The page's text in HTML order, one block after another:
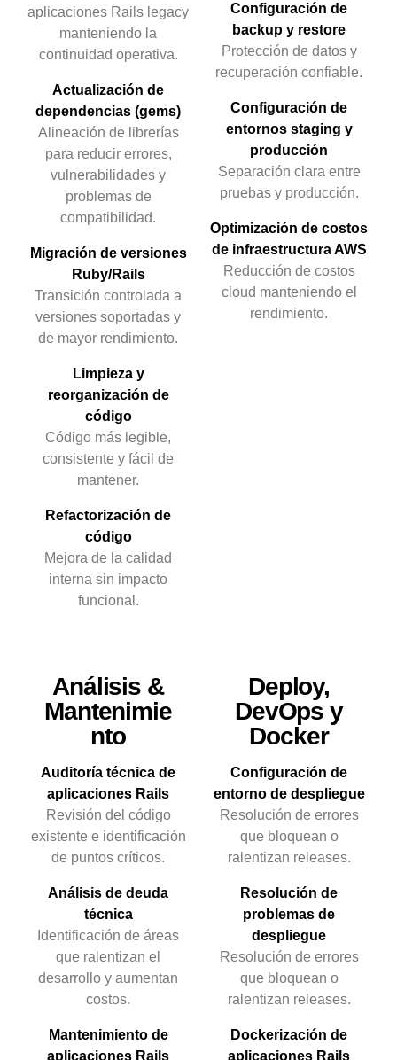
aplicaciones Rails legacy
manteniendo la
continuidad operativa.
Actualización de
dependencias (gems)
Alineación de librerías
para reducir errores,
vulnerabilidades y
problemas de
compatibilidad.
Migración de versiones
Ruby/Rails
Transición controlada a
versiones soportadas y
de mayor rendimiento.
Limpieza y
reorganización de
código
Código más legible,
consistente y fácil de
mantener.
Refactorización de
código
Mejora de la calidad
interna sin impacto
funcional.
Configuración de
backup y restore
Protección de datos y
recuperación confiable.
Configuración de
entornos staging y
producción
Separación clara entre
pruebas y producción.
Optimización de costos
de infraestructura AWS
Reducción de costos
cloud manteniendo el
rendimiento.
Análisis &
Mantenimie
nto
Auditoría técnica de
aplicaciones Rails
Revisión del código
existente e identificación
de puntos críticos.
Análisis de deuda
técnica
Identificación de áreas
que ralentizan el
desarrollo y aumentan
costos.
Mantenimiento de
aplicaciones Rails
Deploy,
DevOps y
Docker
Configuración de
entorno de despliegue
Resolución de errores
que bloquean o
ralentizan releases.
Resolución de
problemas de
despliegue
Resolución de errores
que bloquean o
ralentizan releases.
Dockerización de
aplicaciones Rails